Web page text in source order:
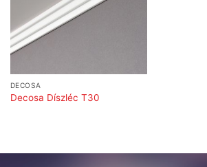
DECOSA
Decosa Díszléc T30